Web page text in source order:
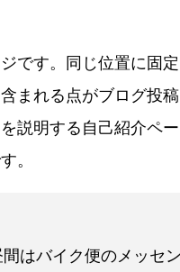
です。同じ位置に固
まれる点がブログ投
説明する自己紹介ペ
。
はバイク便のメッセ